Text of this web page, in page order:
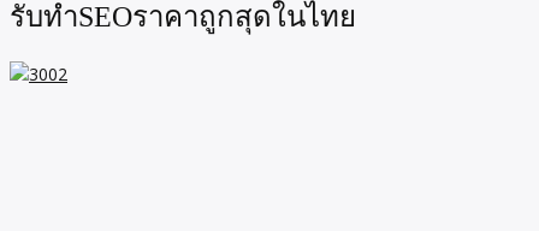
รับทำSEOราคาถูกสุดในไทย